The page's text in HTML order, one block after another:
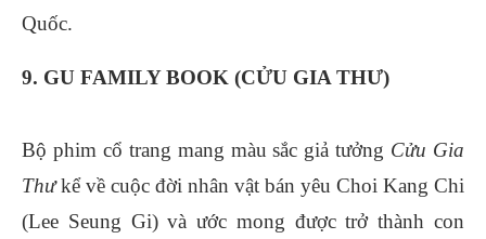
Quốc.
9. GU FAMILY BOOK (CỬU GIA THƯ)
Bộ phim cổ trang mang màu sắc giả tưởng Cửu Gia
Thưkể về cuộc đời nhân vật bán yêu Choi Kang Chi
(Lee Seung Gi) và ước mong được trở thành con